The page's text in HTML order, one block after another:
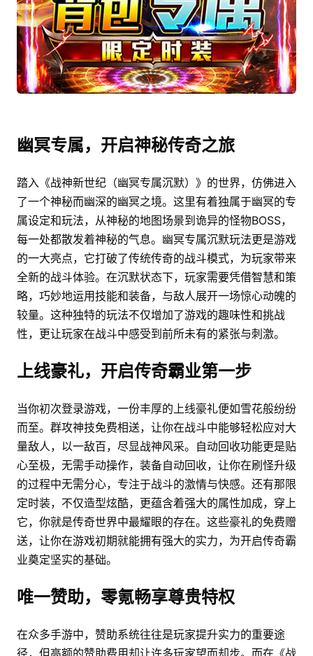
幽冥专属，开启神秘传奇之旅
踏入《战神新世纪（幽冥专属沉默）》的世界，仿佛进入
了一个神秘而幽深的幽冥之境。这里有着独属于幽冥的专
属设定和玩法，从神秘的地图场景到诡异的怪物BOSS，
每一处都散发着神秘的气息。幽冥专属沉默玩法更是游戏
的一大亮点，它打破了传统传奇的战斗模式，为玩家带来
全新的战斗体验。在沉默状态下，玩家需要凭借智慧和策
略，巧妙地运用技能和装备，与敌人展开一场惊心动魄的
较量。这种独特的玩法不仅增加了游戏的趣味性和挑战
性，更让玩家在战斗中感受到前所未有的紧张与刺激。
上线豪礼，开启传奇霸业第一步
当你初次登录游戏，一份丰厚的上线豪礼便如雪花般纷纷
而至。群攻神技免费相送，让你在战斗中能够轻松应对大
量敌人，以一敌百，尽显战神风采。自动回收功能更是贴
心至极，无需手动操作，装备自动回收，让你在刷怪升级
的过程中无需分心，专注于战斗的激情与快感。还有那限
定时装，不仅造型炫酷，更蕴含着强大的属性加成，穿上
它，你就是传奇世界中最耀眼的存在。这些豪礼的免费赠
送，让你在游戏初期就能拥有强大的实力，为开启传奇霸
业奠定坚实的基础。
唯一赞助，零氪畅享尊贵特权
在众多手游中，赞助系统往往是玩家提升实力的重要途